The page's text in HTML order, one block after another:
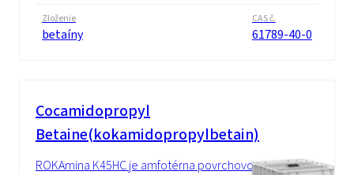
Zloženie
betaíny
CAS č.
61789-40-0
Cocamidopropyl
Betaine(kokamidopropylbetain)
ROKAmina K45HC je amfotérna povrchovo